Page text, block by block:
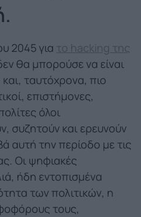
2045 για το hacking της
θα μπορούσε να είναι
και, ταυτόχρονα, πιο
επιστήμονες,
όλοι
συζητούν και ερευνούν
αυτή την περίοδο με τις
Οι ψηφιακές
ήδη εντοπισμένα
των πολιτικών, η
τους,